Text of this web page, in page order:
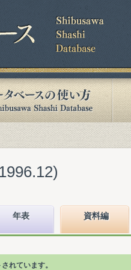
年表 資料編
れています。